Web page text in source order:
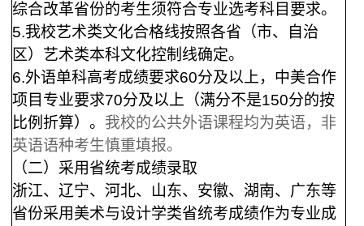
综合改革省份的考生须符合专业选考科目要求。
5.我校艺术类文化合格线按照各省（市、自治
区）艺术类本科文化控制线确定。
6.外语单科高考成绩要求60分及以上，中美合作
项目专业要求70分及以上（满分不是150分的按
比例折算）。 我校的公共外语课程均为英语，非
英语语种考生慎重填报。
（二）采用省统考成绩录取
浙江、辽宁、河北、山东、安徽、湖南、广东等
省份采用美术与设计学类省统考成绩作为专业成